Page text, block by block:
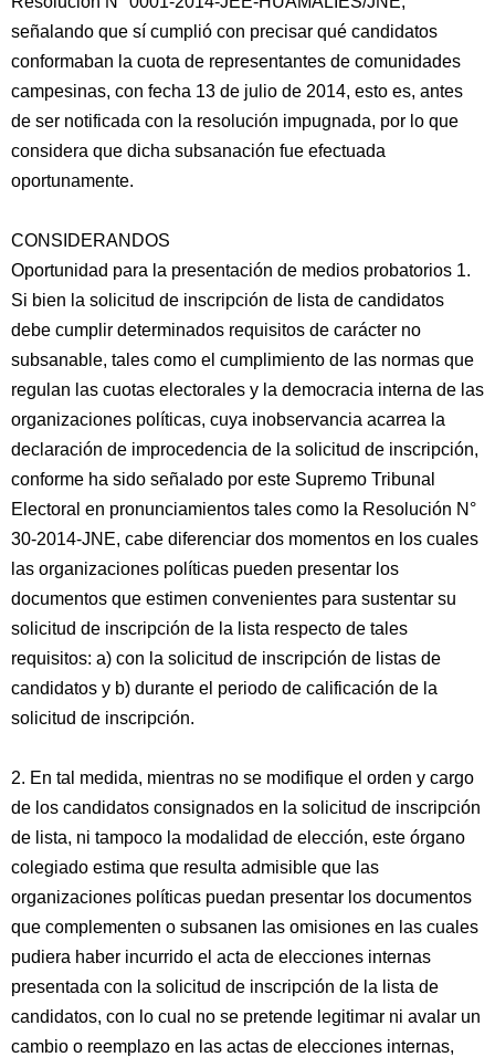
señalando que sí cumplió con precisar qué candidatos
conformaban la cuota de representantes de comunidades
campesinas, con fecha 13 de julio de 2014, esto es, antes
de ser notificada con la resolución impugnada, por lo que
considera que dicha subsanación fue efectuada
oportunamente.
CONSIDERANDOS
Oportunidad para la presentación de medios probatorios 1.
Si bien la solicitud de inscripción de lista de candidatos
debe cumplir determinados requisitos de carácter no
subsanable, tales como el cumplimiento de las normas que
regulan las cuotas electorales y la democracia interna de las
organizaciones políticas, cuya inobservancia acarrea la
declaración de improcedencia de la solicitud de inscripción,
conforme ha sido señalado por este Supremo Tribunal
Electoral en pronunciamientos tales como la Resolución N°
30-2014-JNE, cabe diferenciar dos momentos en los cuales
las organizaciones políticas pueden presentar los
documentos que estimen convenientes para sustentar su
solicitud de inscripción de la lista respecto de tales
requisitos: a) con la solicitud de inscripción de listas de
candidatos y b) durante el periodo de calificación de la
solicitud de inscripción.
2. En tal medida, mientras no se modifique el orden y cargo
de los candidatos consignados en la solicitud de inscripción
de lista, ni tampoco la modalidad de elección, este órgano
colegiado estima que resulta admisible que las
organizaciones políticas puedan presentar los documentos
que complementen o subsanen las omisiones en las cuales
pudiera haber incurrido el acta de elecciones internas
presentada con la solicitud de inscripción de la lista de
candidatos, con lo cual no se pretende legitimar ni avalar un
cambio o reemplazo en las actas de elecciones internas,